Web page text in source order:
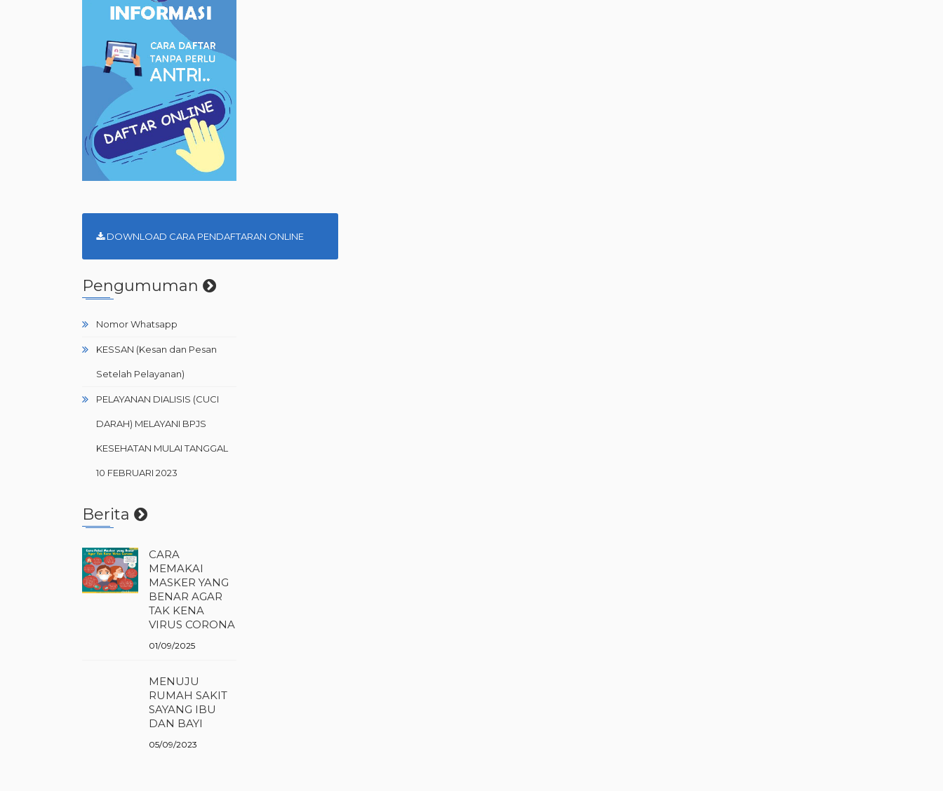
DOWNLOAD CARA PENDAFTARAN ONLINE
Pengumuman
Nomor Whatsapp
KESSAN (Kesan dan Pesan
Setelah Pelayanan)
PELAYANAN DIALISIS (CUCI
DARAH) MELAYANI BPJS
KESEHATAN MULAI TANGGAL
10 FEBRUARI 2023
Berita
CARA
MEMAKAI
MASKER YANG
BENAR AGAR
TAK KENA
VIRUS CORONA
01/09/2025
MENUJU
RUMAH SAKIT
SAYANG IBU
DAN BAYI
05/09/2023